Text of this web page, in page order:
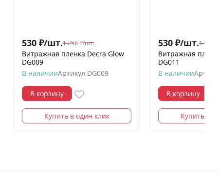
530 ₽/шт.1 258 ₽/шт.
Витражная пленка Decra Glow
DG009
В наличииАртикул DG009
В корзину
Купить в один клик
530 ₽/шт.1 258
Витражная
DG011
В наличии
В корзину
Купить в